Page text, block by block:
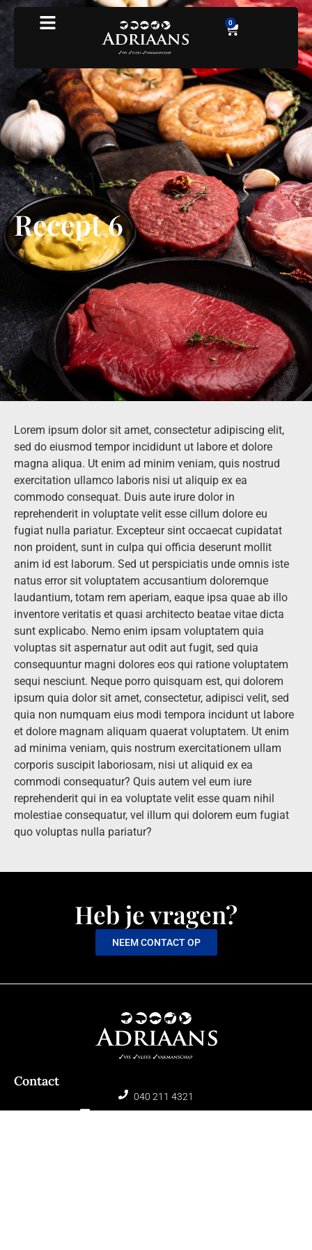
0
Recept 6
Lorem ipsum dolor sit amet, consectetur adipiscing elit,
sed do eiusmod tempor incididunt ut labore et dolore
magna aliqua. Ut enim ad minim veniam, quis nostrud
exercitation ullamco laboris nisi ut aliquip ex ea
commodo consequat. Duis aute irure dolor in
reprehenderit in voluptate velit esse cillum dolore eu
fugiat nulla pariatur. Excepteur sint occaecat cupidatat
non proident, sunt in culpa qui officia deserunt mollit
anim id est laborum. Sed ut perspiciatis unde omnis iste
natus error sit voluptatem accusantium doloremque
laudantium, totam rem aperiam, eaque ipsa quae ab illo
inventore veritatis et quasi architecto beatae vitae dicta
sunt explicabo. Nemo enim ipsam voluptatem quia
voluptas sit aspernatur aut odit aut fugit, sed quia
consequuntur magni dolores eos qui ratione voluptatem
sequi nesciunt. Neque porro quisquam est, qui dolorem
ipsum quia dolor sit amet, consectetur, adipisci velit, sed
quia non numquam eius modi tempora incidunt ut labore
et dolore magnam aliquam quaerat voluptatem. Ut enim
ad minima veniam, quis nostrum exercitationem ullam
corporis suscipit laboriosam, nisi ut aliquid ex ea
commodi consequatur? Quis autem vel eum iure
reprehenderit qui in ea voluptate velit esse quam nihil
molestiae consequatur, vel illum qui dolorem eum fugiat
quo voluptas nulla pariatur?
Heb je vragen?
NEEM CONTACT OP
Contact
040 211 4321